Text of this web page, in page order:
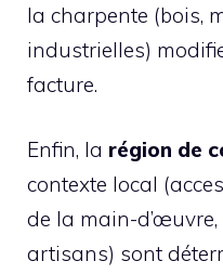
la charpente (bois,
industrielles)
facture.
Enfin, la région de
contexte local
de la main-
artisans) sont